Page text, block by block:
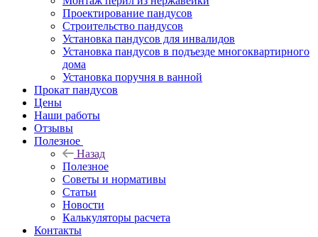
Проектирование пандусов
Строительство пандусов
Установка пандусов для инвалидов
Установка пандусов в подъезде многоквартирного
дома
Установка поручня в ванной
Прокат пандусов
Цены
Наши работы
Отзывы
Полезное
Назад
Полезное
Советы и нормативы
Статьи
Новости
Калькуляторы расчета
Контакты